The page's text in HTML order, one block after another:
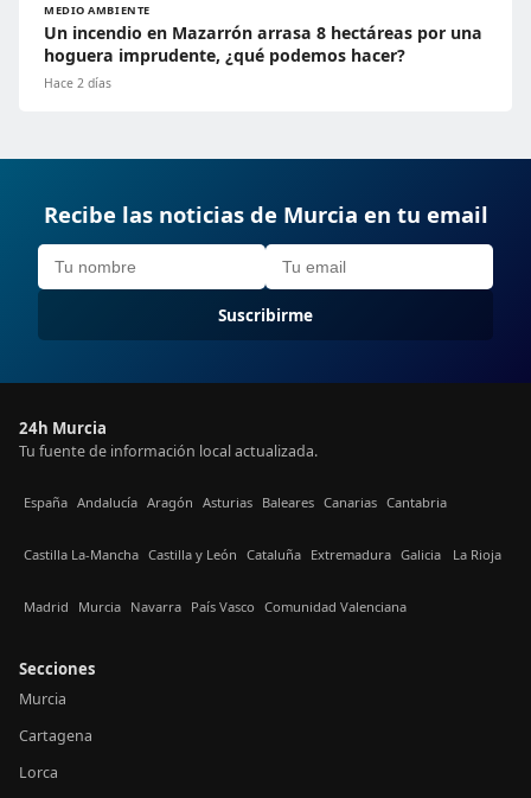
MEDIO AMBIENTE
Un incendio en Mazarrón arrasa 8 hectáreas por una
hoguera imprudente, ¿qué podemos hacer?
Hace 2 días
Recibe las noticias de Murcia en tu email
Suscribirme
24h Murcia
Tu fuente de información local actualizada.
España Andalucía Aragón Asturias Baleares Canarias Cantabria
Castilla La-Mancha Castilla y León Cataluña Extremadura Galicia La Rioja
Madrid Murcia Navarra País Vasco Comunidad Valenciana
Secciones
Murcia
Cartagena
Lorca